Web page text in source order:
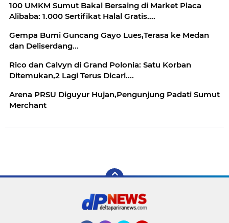
100 UMKM Sumut Bakal Bersaing di Market Placa
Alibaba: 1.000 Sertifikat Halal Gratis....
Gempa Bumi Guncang Gayo Lues,Terasa ke Medan
dan Deliserdang...
Rico dan Calvyn di Grand Polonia: Satu Korban
Ditemukan,2 Lagi Terus Dicari....
Arena PRSU Diguyur Hujan,Pengunjung Padati Sumut
Merchant